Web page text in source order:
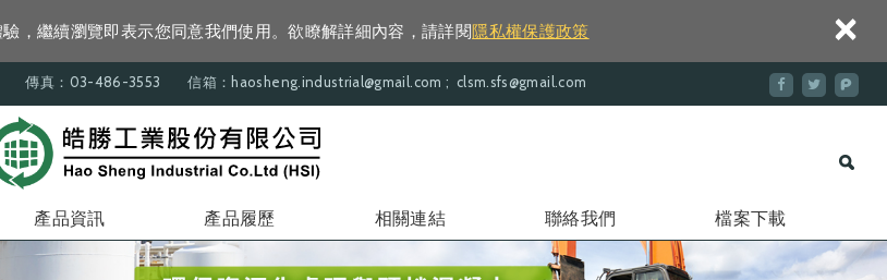
，繼續瀏覽即表示您同意我們使用。欲瞭解詳細內容，請詳閱隱私權保護政策 ×
傳真：03-486-3553 信箱：haosheng.industrial@gmail.com ; clsm.sfs@gmail.com
產品資訊 產品履歷 相關連結 聯絡我們 檔案下載